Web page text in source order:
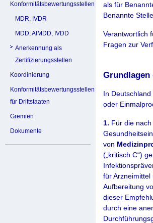
Konformitätsbewertungsstellen
MDR, IVDR
MDD, AIMDD, IVDD
Anerkennung als
Zertifizierungsstellen
Koordinierung
Konformitätsbewertungsstellen
für Drittstaaten
Gremien
Dokumente
als für
Benannte
Verantwortlich
Fragen zur
Grundlagen
In
oder
1. Für die
von
(„kritisch C“)
für
Aufbereitung
dieser
durch eine